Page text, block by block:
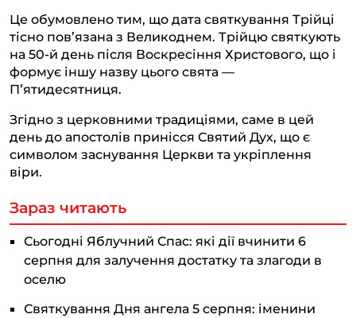
a
m
o
k
p
p
n
k
Це обумовлено тим, що дата святкування Трійці
тісно пов’язана з Великоднем. Трійцю святкують
на 50-й день після Воскресіння Христового, що і
формує іншу назву цього свята —
П’ятидесятниця.
Згідно з церковними традиціями, саме в цей
день до апостолів принісся Святий Дух, що є
символом заснування Церкви та укріплення
віри.
Зараз читають
Сьогодні Яблучний Спас: які дії вчинити 6
серпня для залучення достатку та злагоди в
оселю
Святкування Дня ангела 5 серпня: іменини